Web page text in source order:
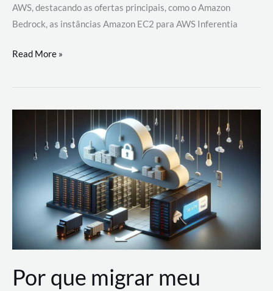
AWS, destacando as ofertas principais, como o Amazon
Bedrock, as instâncias Amazon EC2 para AWS Inferentia
Utilizando
Soluções
AWS
Read More »
Por que migrar meu